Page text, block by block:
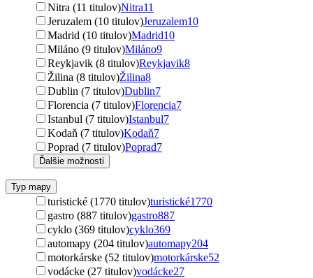
Nitra (11 titulov)Nitra11
Jeruzalem (10 titulov)Jeruzalem10
Madrid (10 titulov)Madrid10
Miláno (9 titulov)Miláno9
Reykjavik (8 titulov)Reykjavik8
Žilina (8 titulov)Žilina8
Dublin (7 titulov)Dublin7
Florencia (7 titulov)Florencia7
Istanbul (7 titulov)Istanbul7
Kodaň (7 titulov)Kodaň7
Poprad (7 titulov)Poprad7
Ďalšie možnosti
Typ mapy
turistické (1770 titulov)turistické1770
gastro (887 titulov)gastro887
cyklo (369 titulov)cyklo369
automapy (204 titulov)automapy204
motorkárske (52 titulov)motorkárske52
vodácke (27 titulov)vodácke27